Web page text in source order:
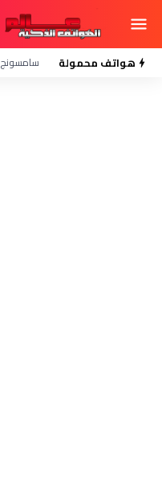
هواتف محمولة سامسونج